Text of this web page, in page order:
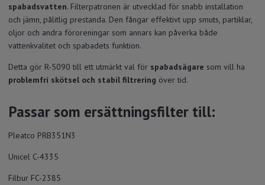
spabadsvatten. Filterpatronen är utvecklad för snabb installation
och jämn, pålitlig prestanda. Den fångar effektivt upp smuts, partiklar,
oljor och andra föroreningar som annars kan påverka både
vattenkvalitet och spabadets funktion.
Detta gör R-5090 till ett utmärkt val för spabadsägare som vill ha
problemfri skötsel och stabil filtrering över tid.
Passar som ersättningsfilter till:
Pleatco PRB351N3
Unicel C-4335
Filbur FC-2385